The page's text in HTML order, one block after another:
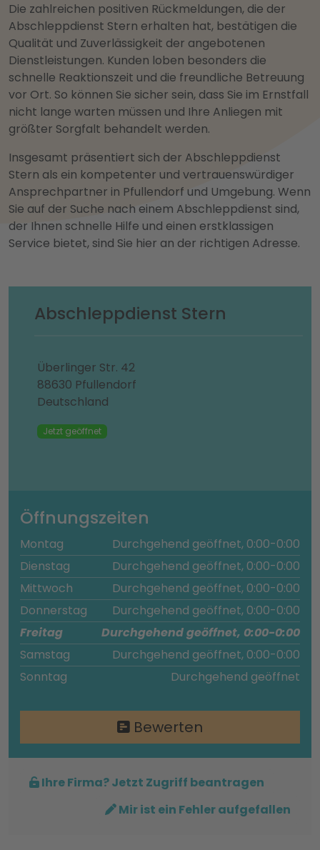
Die zahlreichen positiven Rückmeldungen, die der
Abschleppdienst Stern erhalten hat, bestätigen die
Qualität und Zuverlässigkeit der angebotenen
Dienstleistungen. Kunden loben besonders die
schnelle Reaktionszeit und die freundliche Betreuung
vor Ort. So können Sie sicher sein, dass Sie im Ernstfall
nicht lange warten müssen und Ihre Anliegen mit
größter Sorgfalt behandelt werden.
Insgesamt präsentiert sich der Abschleppdienst
Stern als ein kompetenter und vertrauenswürdiger
Ansprechpartner in Pfullendorf und Umgebung. Wenn
Sie auf der Suche nach einem Abschleppdienst sind,
der Ihnen schnelle Hilfe und einen erstklassigen
Service bietet, sind Sie hier an der richtigen Adresse.
Abschleppdienst Stern
Überlinger Str. 42
88630 Pfullendorf
Deutschland
Jetzt geöffnet
Öffnungszeiten
Montag
Durchgehend geöffnet, 0:00-0:00
Dienstag
Durchgehend geöffnet, 0:00-0:00
Mittwoch
Durchgehend geöffnet, 0:00-0:00
Donnerstag
Durchgehend geöffnet, 0:00-0:00
Freitag
Durchgehend geöffnet, 0:00-0:00
Samstag
Durchgehend geöffnet, 0:00-0:00
Sonntag
Durchgehend geöffnet
Bewerten
Ihre Firma? Jetzt Zugriff beantragen
Mir ist ein Fehler aufgefallen